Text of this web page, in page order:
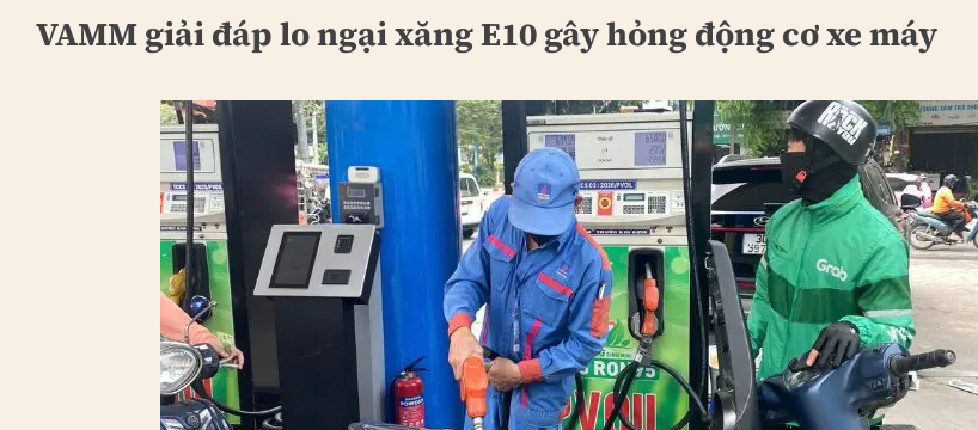
VAMM giải đáp lo ngại xăng E10 gây hỏng động cơ xe máy